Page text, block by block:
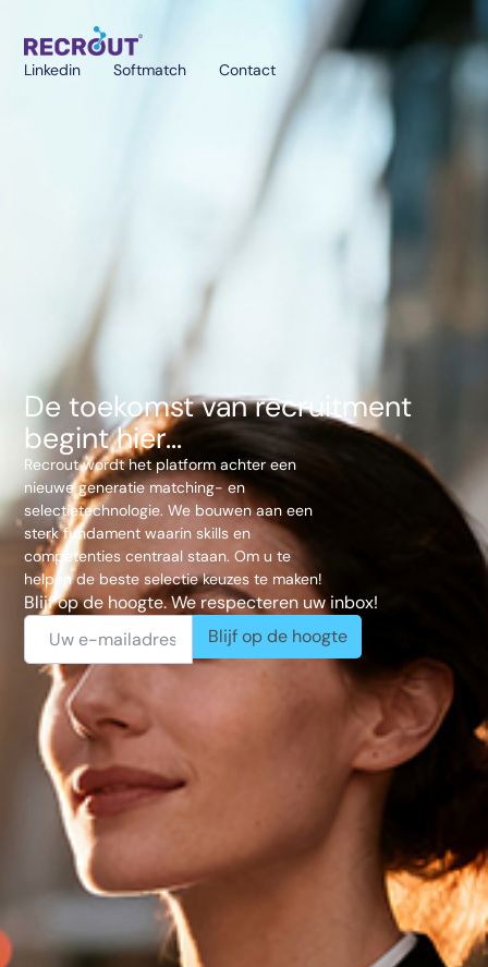
Linkedin Softmatch Contact
De toekomst van recruitment
begint hier...
Recrout wordt het platform achter een
nieuwe generatie matching- en
selectietechnologie. We bouwen aan een
sterk fundament waarin skills en
competenties centraal staan. Om u te
helpen de beste selectie keuzes te maken!
Blijf op de hoogte. We respecteren uw inbox!
Blijf op de hoogte